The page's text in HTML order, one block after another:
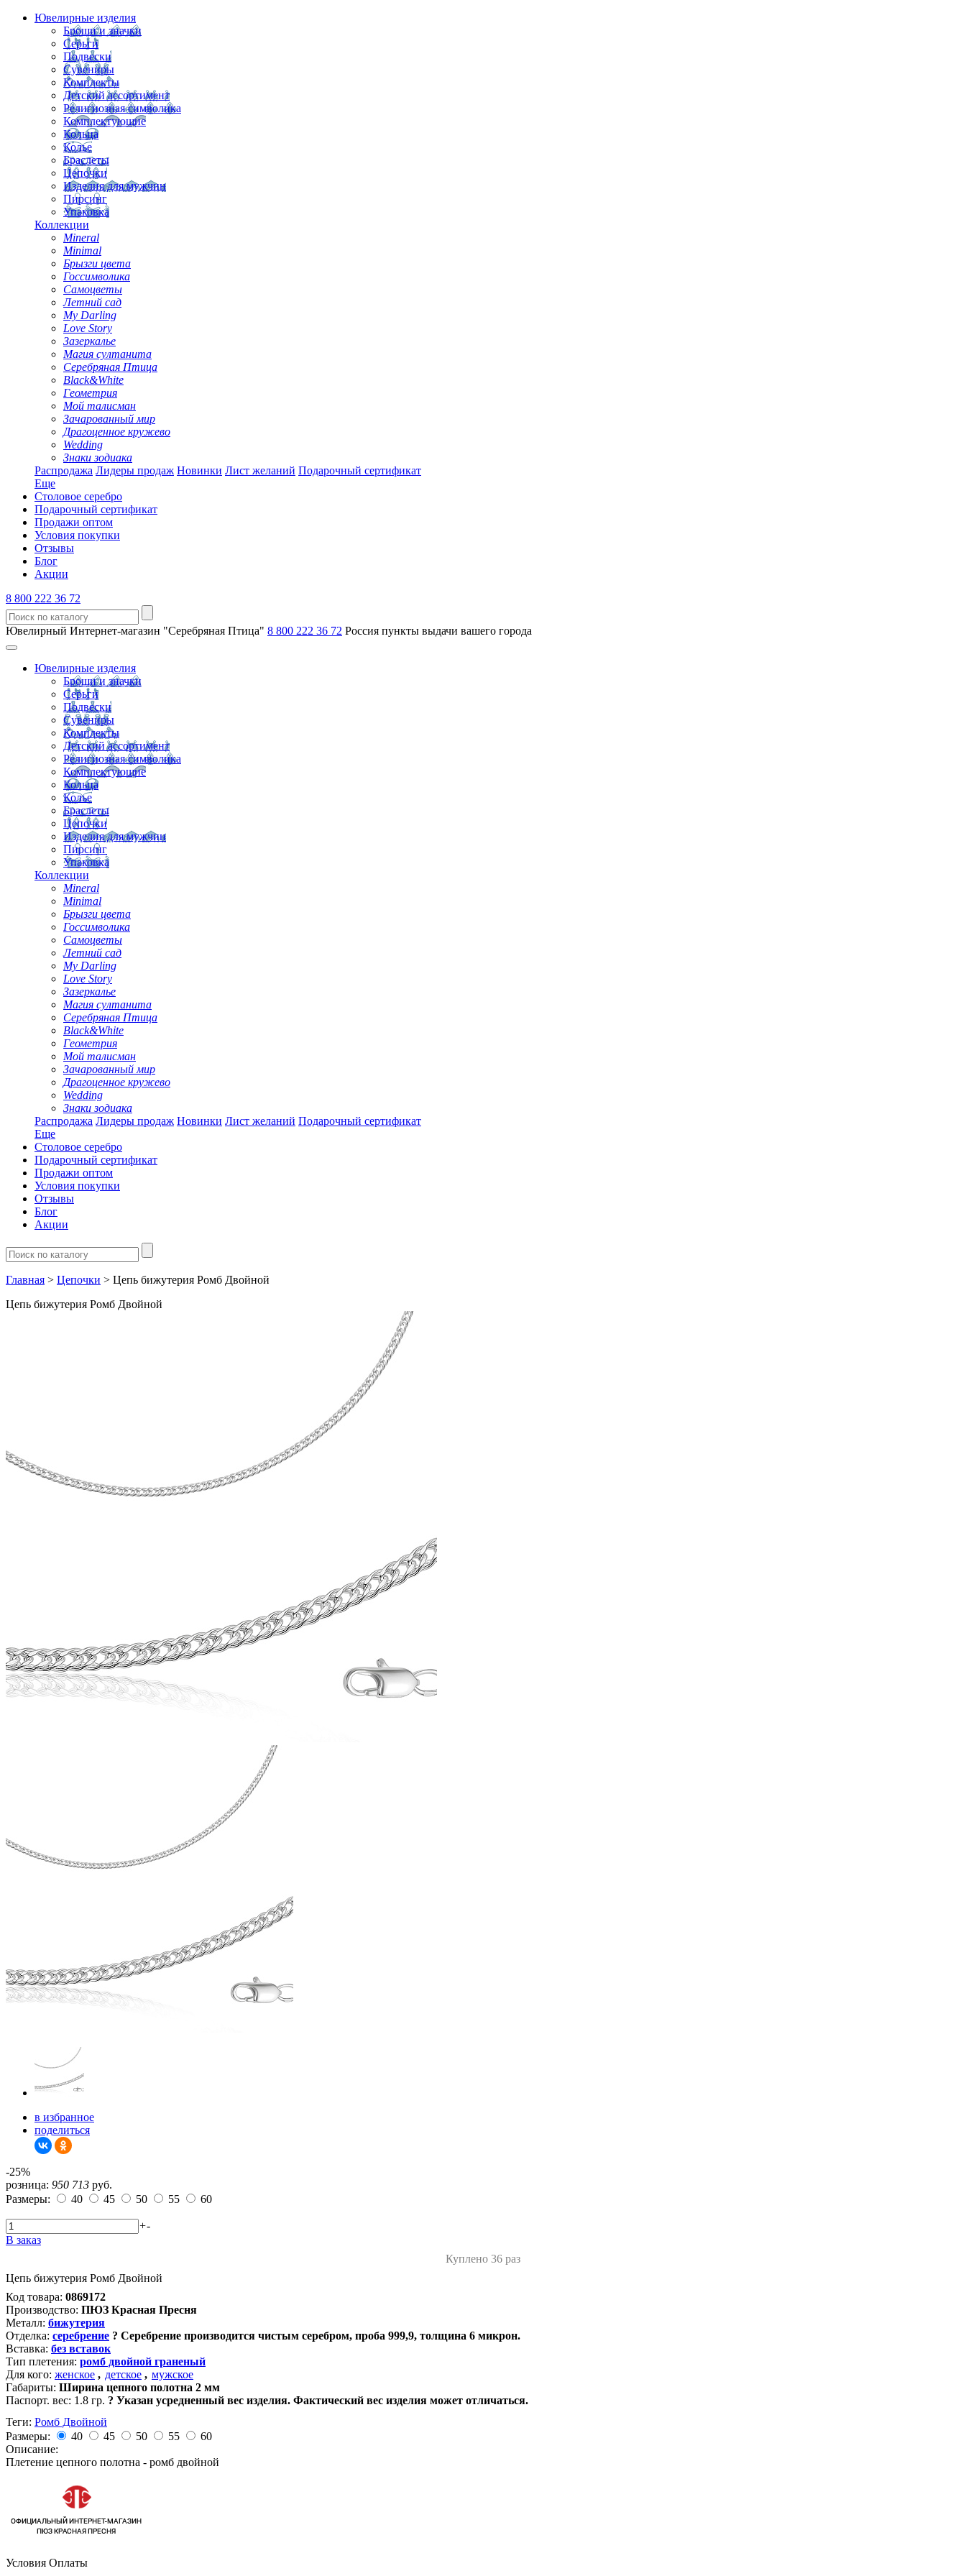
Ювелирные изделия
Броши и значки
Серьги
Подвески
Сувениры
Комплекты
Детский ассортимент
Религиозная символика
Комплектующие
Кольца
Колье
Браслеты
Цепочки
Изделия для мужчин
Пирсинг
Упаковка
Коллекции
Mineral
Minimal
Брызги цвета
Госсимволика
Самоцветы
Летний сад
My Darling
Love Story
Зазеркалье
Магия султанита
Серебряная Птица
Black&White
Геометрия
Мой талисман
Зачарованный мир
Драгоценное кружево
Wedding
Знаки зодиака
Распродажа Лидеры продаж Новинки Лист желаний Подарочный сертификат
Еще
Столовое серебро
Подарочный сертификат
Продажи оптом
Условия покупки
Отзывы
Блог
Акции
8 800 222 36 72
Ювелирный Интернет-магазин "Серебряная Птица" 8 800 222 36 72 Россия пункты выдачи вашего города
Ювелирные изделия
Броши и значки
Серьги
Подвески
Сувениры
Комплекты
Детский ассортимент
Религиозная символика
Комплектующие
Кольца
Колье
Браслеты
Цепочки
Изделия для мужчин
Пирсинг
Упаковка
Коллекции
Mineral
Minimal
Брызги цвета
Госсимволика
Самоцветы
Летний сад
My Darling
Love Story
Зазеркалье
Магия султанита
Серебряная Птица
Black&White
Геометрия
Мой талисман
Зачарованный мир
Драгоценное кружево
Wedding
Знаки зодиака
Распродажа Лидеры продаж Новинки Лист желаний Подарочный сертификат
Еще
Столовое серебро
Подарочный сертификат
Продажи оптом
Условия покупки
Отзывы
Блог
Акции
Главная > Цепочки > Цепь бижутерия Ромб Двойной
Цепь бижутерия Ромб Двойной
в избранное
поделиться
-25%
розница: 950 713 руб.
Размеры:
40 45 50 55 60
+-
В заказ
Куплено 36 раз
Цепь бижутерия Ромб Двойной
Код товара: 0869172
Производство: ПЮЗ Красная Пресня
Металл: бижутерия
Отделка: серебрение ? Серебрение производится чистым серебром, проба 999,9, толщина 6 микрон.
Вставка: без вставок
Тип плетения: ромб двойной граненый
Для кого: женское , детское , мужское
Габариты: Ширина цепного полотна 2 мм
Паспорт. вес: 1.8 гр. ? Указан усредненный вес изделия. Фактический вес изделия может отличаться.
Теги: Ромб Двойной
Размеры:
40 45 50 55
60
Описание:
Плетение цепного полотна - ромб двойной
Условия Оплаты